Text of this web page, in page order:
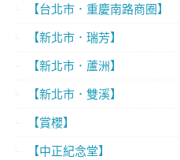
【台北市．重慶南路商圈】
【新北市．瑞芳】
【新北市．蘆洲】
【新北市．雙溪】
【賞櫻】
【中正紀念堂】